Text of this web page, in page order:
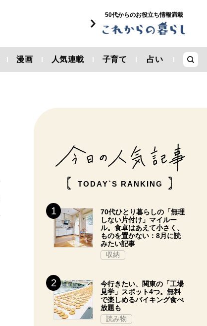
50代からのお役立ち情報満載
漫画 人気連載 子育て 占い
TODAY`S RANKING
70代ひとり暮らしの「無理
しない片付け」マイルー
ル。食卓はあえて小さく、
ものを置かない：8月に読
みたい記事
収納
今行きたい、関東の「工場
見学」スポット4つ。無料
で楽しめるバイキング食べ
放題も
読み物